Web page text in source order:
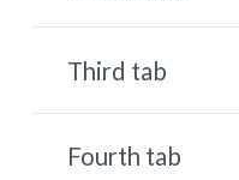
Third tab
Fourth tab